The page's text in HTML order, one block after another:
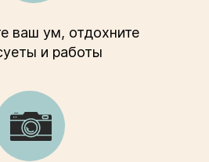
ваш ум, отдохните
и работы